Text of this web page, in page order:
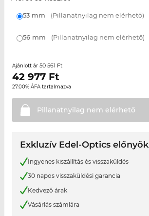
53 mm (Pillanatnyilag nem elérhető)
56 mm (Pillanatnyilag nem elérhető)
Ajánlott ár 50 561 Ft
42 977Ft
27.00% ÁFA tartalmazva
Pillanatnyilag nem elérhető
Exkluzív Edel-Optics előnyök
Ingyenes kiszállítás és visszaküldés
30 napos visszaküldési garancia
Kedvező árak
Vásárlás számlára